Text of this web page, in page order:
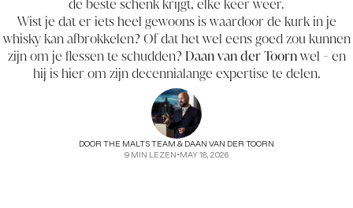
de beste schenk krijgt, elke keer weer.
Wist je dat er iets heel gewoons is waardoor de kurk in je
whisky kan afbrokkelen? Of dat het wel eens goed zou kunnen
zijn om je flessen te schudden?Daan van der Toornwel - en
hij is hier om zijn decennialange expertise te delen.
DOOR THE MALTS TEAM & DAAN VAN DER TOORN
9 MIN LEZEN•MAY 18, 2026